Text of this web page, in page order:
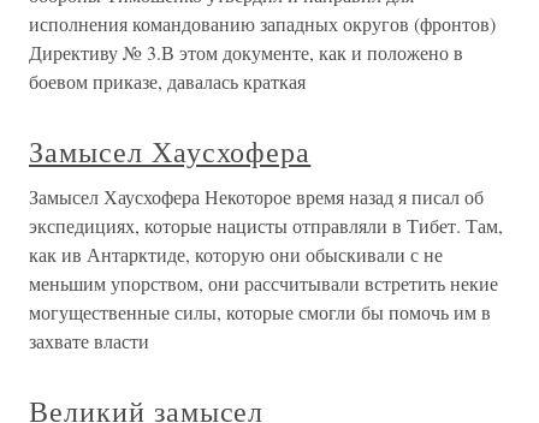
документе давалась краткая оценка группировки и
планов противника:
...ЗАМЫСЕЛ ОПЕРАЦИИ Вечером 22 июня 1941 г., а
если говорить совсем точно, то в 21 час 15 минут, нарком
обороны Тимошенко утвердил и направил для
исполнения командованию западных округов (фронтов)
Директиву № 3.В этом документе, как и положено в
боевом приказе, давалась краткая